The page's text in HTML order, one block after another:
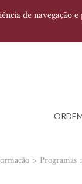
de navegação
Programas